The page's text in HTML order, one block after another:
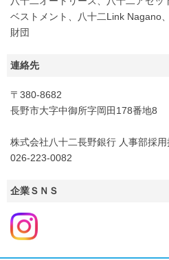
ベストメント、八十二Link Nagano
財団
連絡先
〒380-8682
長野市大字中御所字岡田178番地8
株式会社八十二長野銀行 人事部採用
026-223-0082
企業ＳＮＳ